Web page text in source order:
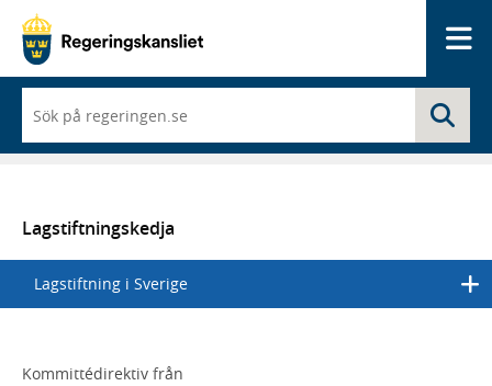
du
börjar
skriva
en
lista
med
sökförslag
Lagstiftningskedja
Lagstiftning i Sverige
Kommittédirektiv från